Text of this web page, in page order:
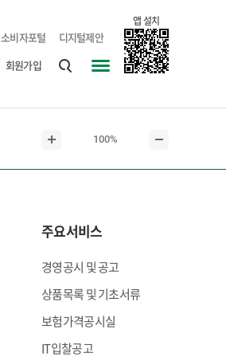
소비자포털 디지털제안
앱 설치
회원가입
맵
본
문
현
기
100%
문
주요서비스
경영공시 및 공고
상품목록 및 기초서류
보험가격공시실
IT입찰공고